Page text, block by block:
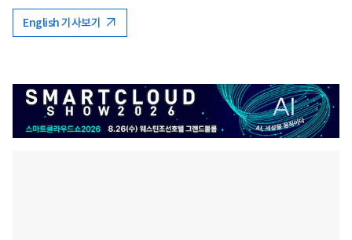
English 기사보기